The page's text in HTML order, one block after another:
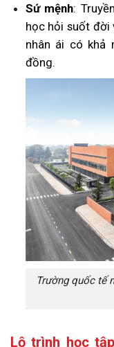
Sứ mệnh:
học hỏi suốt đời
nhân ái có khả
đồng.
Trường quốc tế
Lộ trình học